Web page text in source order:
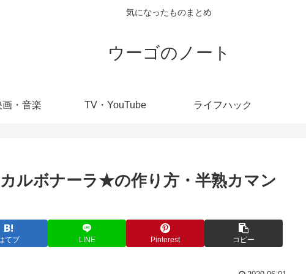
気になったものまとめ
ウーゴのノート
・音楽 TV・YouTube ライフハック
ルボナーラ★の作り方・半熟カマン
てブ LINE Pinterest コピー